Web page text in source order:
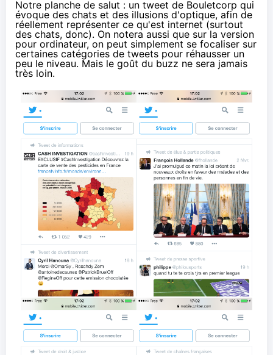
Notre planche de salut : un tweet de Bouletcorp qui
évoque des chats et des illusions d'optique, afin de
réellement représenter ce qu'est internet (surtout
des chats, donc). On notera aussi que sur la version
pour ordinateur, on peut simplement se focaliser sur
certaines catégories de tweets pour réhausser un
peu le niveau. Mais le goût du buzz ne sera jamais
très loin.